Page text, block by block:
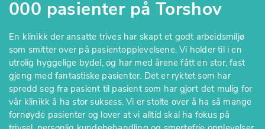
000 pasienter på Torshov
En klinikk der ansatte trives har skapt et godt arbeidsmiljø
som smitter over på pasientopplevelsene. Vi holder til i en
utrolig hyggelige bydel, og har med årene fått en stor, fast
gjeng med fantastiske pasienter. Det er ryktet som har
spredd seg fra pasient til pasient som har gjort det mulig for
vår klinikk å ha stor suksess. Vi er stolte over å ha så mange
fornøyde pasienter og lover at vi alltid skal ha fokus på